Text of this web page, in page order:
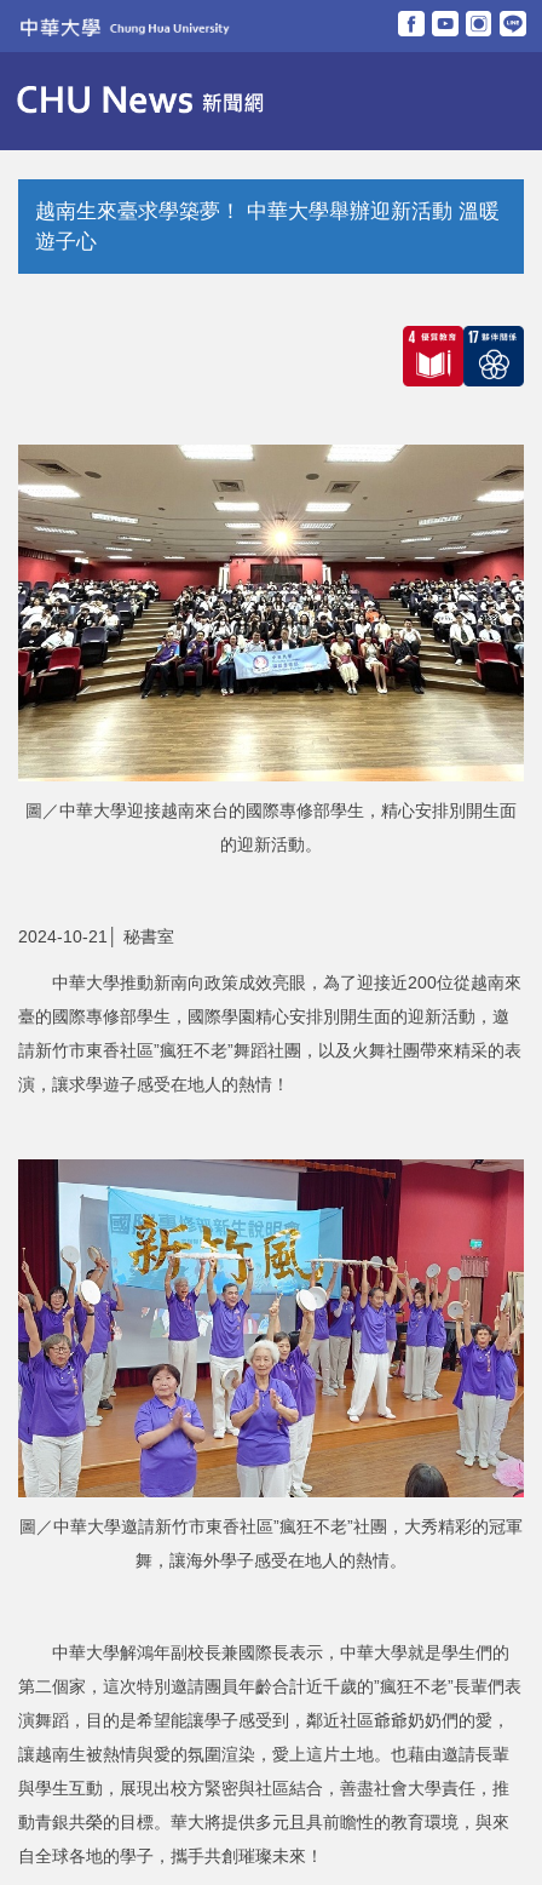
跳
要
內
越南生來臺求學築夢！ 中華大學舉辦迎新活動 溫暖
遊子心
圖／中華大學迎接越南來台的國際專修部學生，精心安排別開生面
的迎新活動。
2024-10-21│ 秘書室
中華大學推動新南向政策成效亮眼，為了迎接近200位從越南來
臺的國際專修部學生，國際學園精心安排別開生面的迎新活動，邀
請新竹市東香社區”瘋狂不老”舞蹈社團，以及火舞社團帶來精采的表
演，讓求學遊子感受在地人的熱情！
圖／中華大學邀請新竹市東香社區”瘋狂不老”社團，大秀精彩的冠軍
舞，讓海外學子感受在地人的熱情。
中華大學解鴻年副校長兼國際長表示，中華大學就是學生們的
第二個家，這次特別邀請團員年齡合計近千歲的”瘋狂不老”長輩們表
演舞蹈，目的是希望能讓學子感受到，鄰近社區爺爺奶奶們的愛，
讓越南生被熱情與愛的氛圍渲染，愛上這片土地。也藉由邀請長輩
與學生互動，展現出校方緊密與社區結合，善盡社會大學責任，推
動青銀共榮的目標。華大將提供多元且具前瞻性的教育環境，與來
自全球各地的學子，攜手共創璀璨未來！